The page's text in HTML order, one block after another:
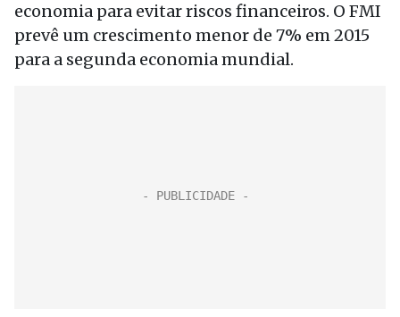
economia para evitar riscos financeiros. O FMI
prevê um crescimento menor de 7% em 2015
para a segunda economia mundial.